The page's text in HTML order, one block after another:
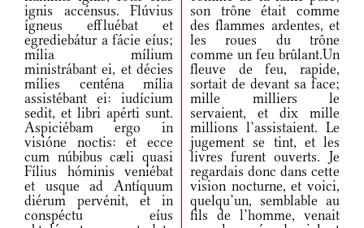
ignis accénsus. Flúvius
ígneus effluébat et
egrediebátur a fácie eíus;
mília mílium
ministrábant ei, et décies
mílies centéna mília
assistébant ei: iudícium
sedit, et libri apérti sunt.
Aspiciébam ergo in
visióne noctis: et ecce
cum núbibus cæli quasi
Fílius hóminis veniébat
et usque ad Antíquum
diérum pervénit, et in
conspéctu eíus
son trône était comme
des flammes ardentes, et
les roues du trône
comme un feu brûlant.Un
fleuve de feu, rapide,
sortait de devant sa face;
mille milliers le
servaient, et dix mille
millions l’assistaient. Le
jugement se tint, et les
livres furent ouverts. Je
regardais donc dans cette
vision nocturne, et voici,
quelqu’un, semblable au
fils de l’homme, venait